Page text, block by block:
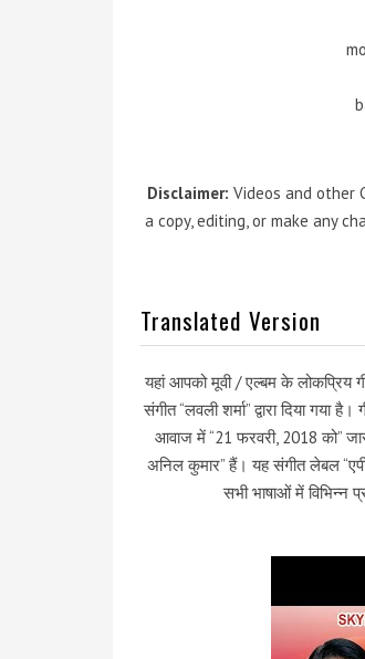
Disclaimer: Videos and other
a copy, editing, or make any
Translated Version
यहां आपको मूवी / एल्बम के लोकप्रिय
संगीत “लवली शर्मा” द्वारा दिया गया
आवाज में “21 फरवरी, 2018 को”
अनिल कुमार” हैं। यह संगीत लेबल “एपी
सभी भाषाओं में